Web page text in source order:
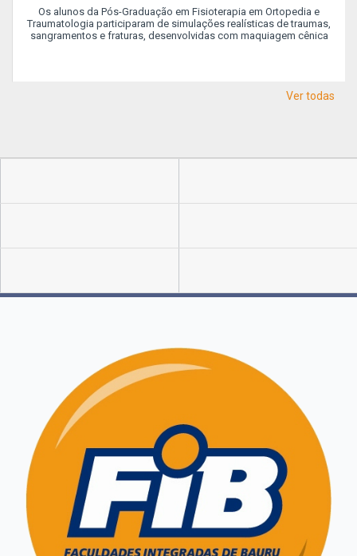
Os alunos da Pós-Graduação em Fisioterapia em Ortopedia e
Traumatologia participaram de simulações realísticas de traumas,
sangramentos e fraturas, desenvolvidas com maquiagem cênica
Ver todas